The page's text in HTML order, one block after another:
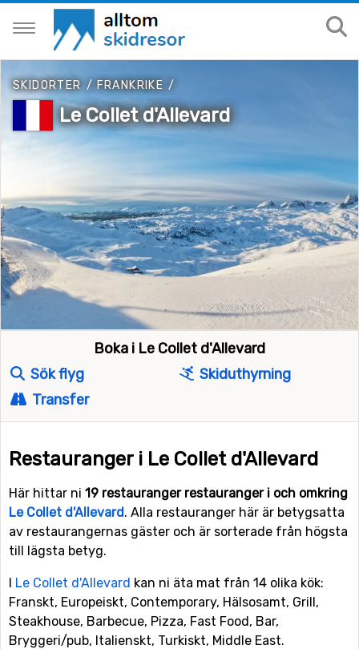
SKIDORTER /FRANKRIKE /
Le Collet d'Allevard
Boka i Le Collet d'Allevard
Sök flyg
Skiduthyrning
Transfer
Restauranger i Le Collet d'Allevard
Här hittar ni 19 restauranger restauranger i och omkring
Le Collet d'Allevard. Alla restauranger här är betygsatta
av restaurangernas gäster och är sorterade från högsta
till lägsta betyg.
I Le Collet d'Allevard kan ni äta mat från 14 olika kök:
Franskt, Europeiskt, Contemporary, Hälsosamt, Grill,
Steakhouse, Barbecue, Pizza, Fast Food, Bar,
Bryggeri/pub, Italienskt, Turkiskt, Middle East.